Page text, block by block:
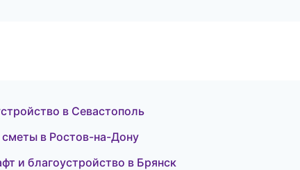
в Севастополь
в Ростов-на-Дону
и благоустройство в Брянск